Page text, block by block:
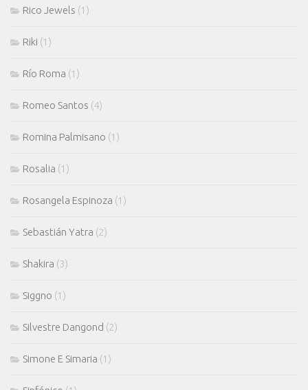
Rico Jewels (1)
Riki (1)
Río Roma (1)
Romeo Santos (4)
Romina Palmisano (1)
Rosalia (1)
Rosangela Espinoza (1)
Sebastián Yatra (2)
Shakira (3)
Siggno (1)
Silvestre Dangond (2)
Simone E Simaria (1)